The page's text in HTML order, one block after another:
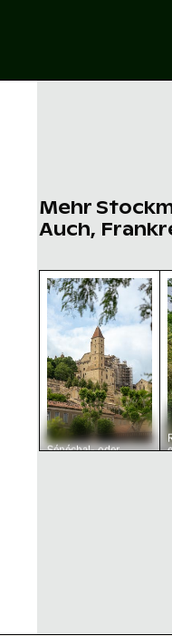
Mehr
Auch,
Sénéchal- oder
Sénéchal- oder